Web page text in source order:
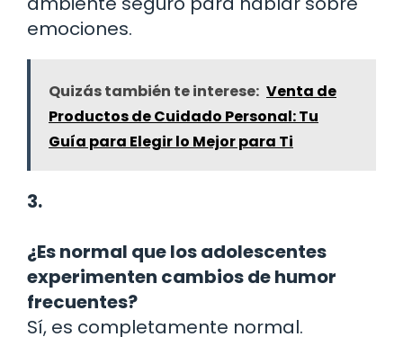
emociones.
Quizás también te interese: Venta de
Productos de Cuidado Personal: Tu
Guía para Elegir lo Mejor para Ti
3.
¿Es normal que los adolescentes
experimenten cambios de humor
frecuentes?
Sí, es completamente normal.